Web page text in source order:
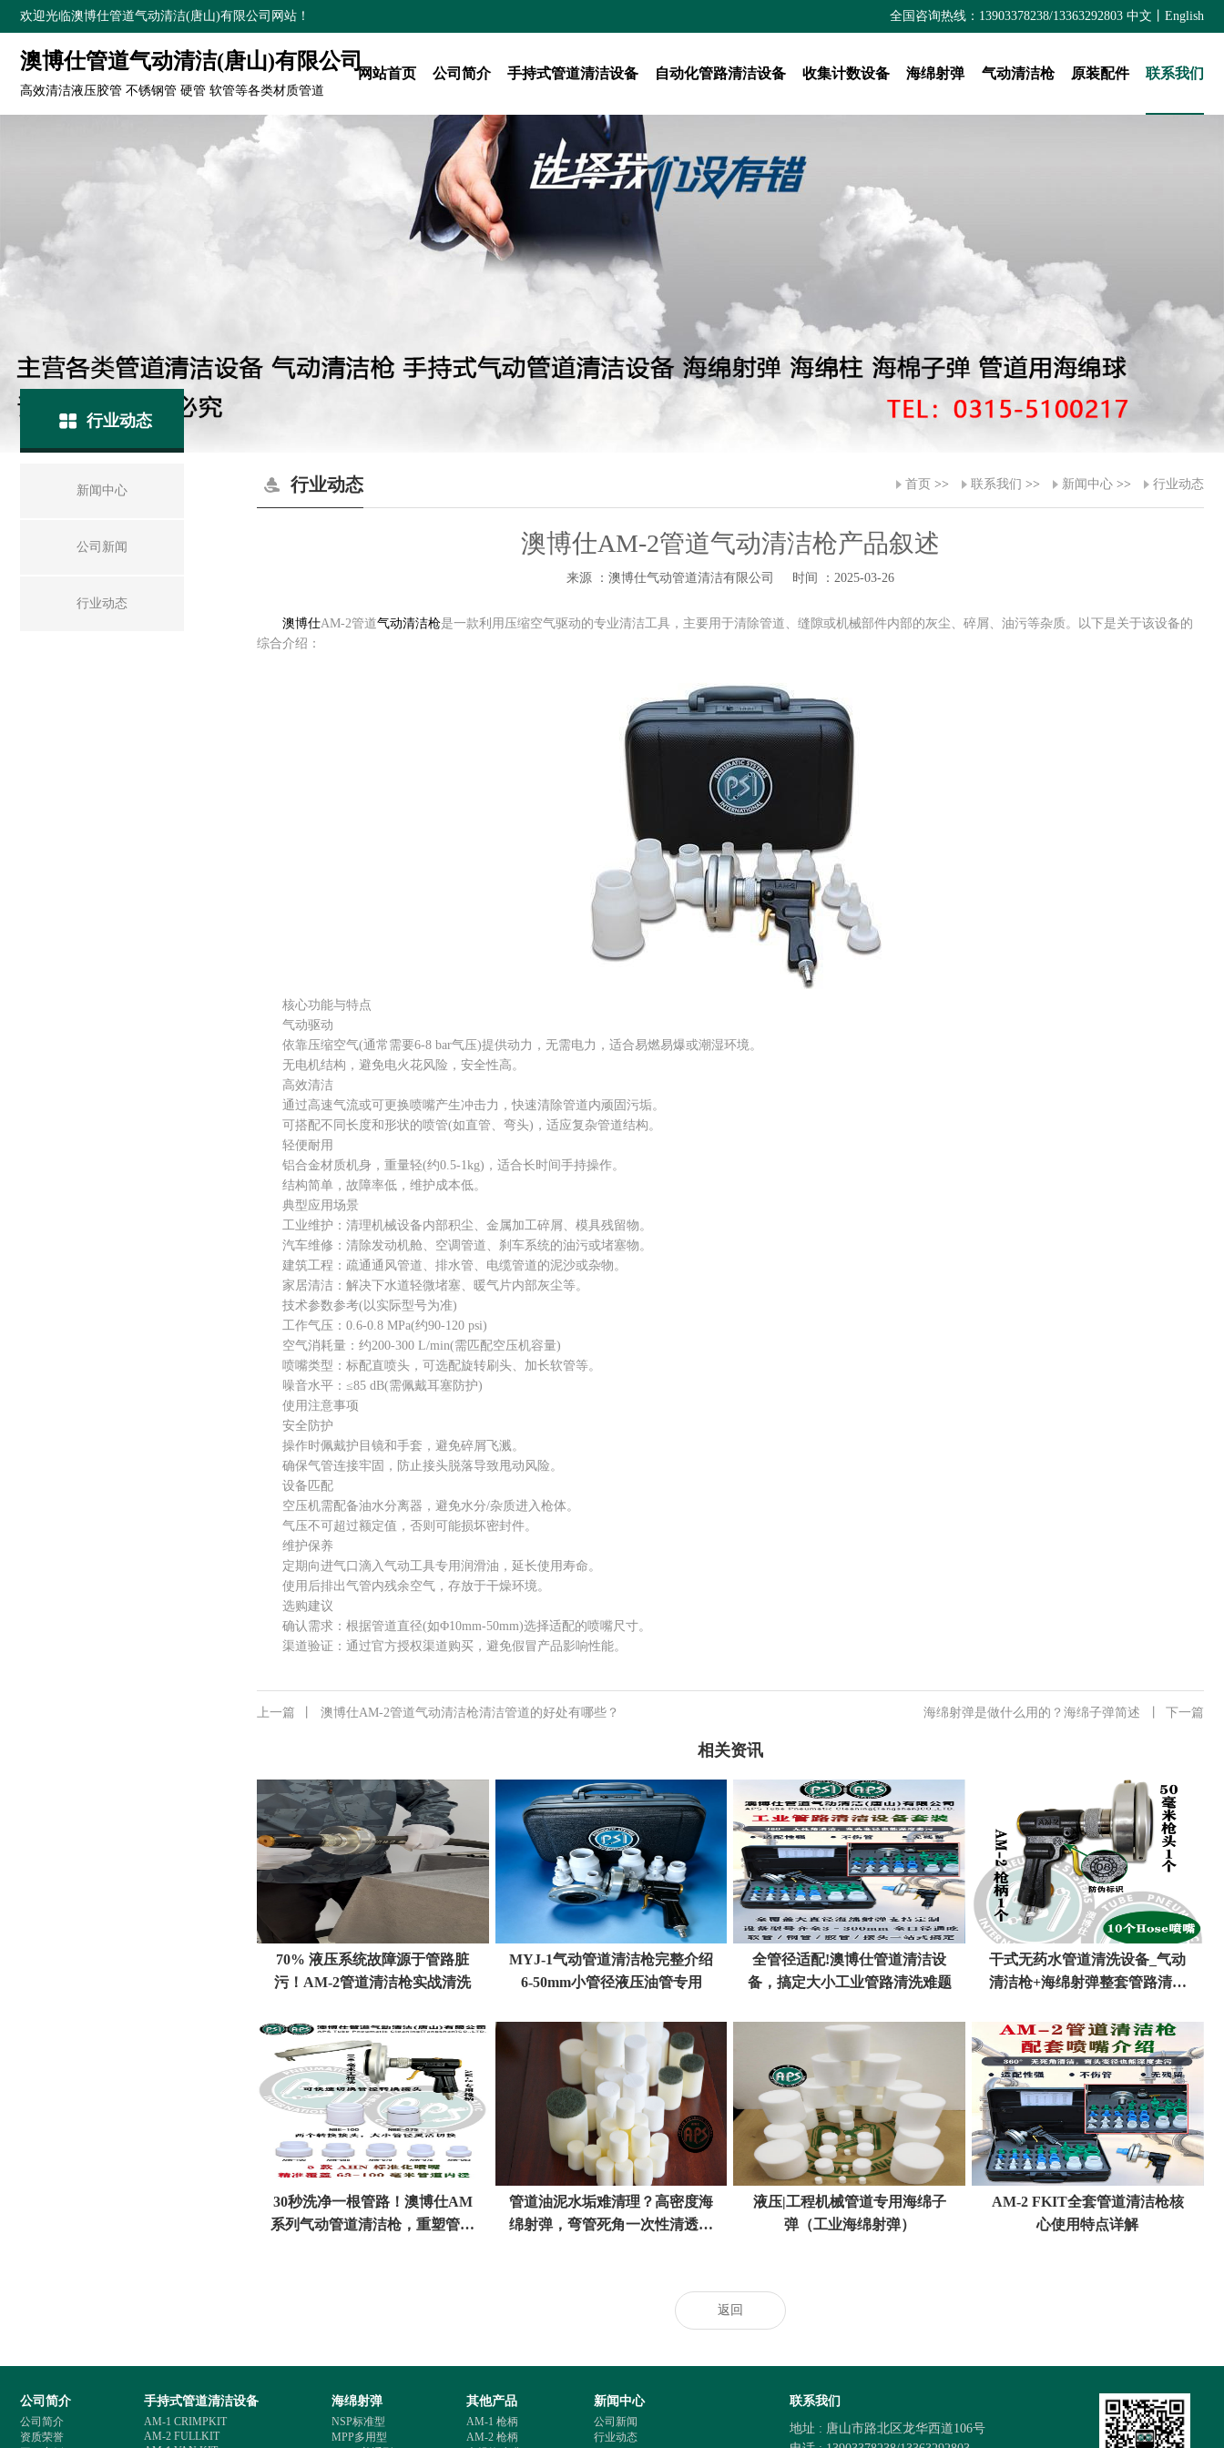
欢迎光临澳博仕管道气动清洁(唐山)有限公司网站！ 全国咨询热线：13903378238/13363292803 中文 English
澳博仕管道气动清洁(唐山)有限公司
高效清洁液压胶管 不锈钢管 硬管 软管等各类材质管道
网站首页 公司简介 手持式管道清洁设备 自动化管路清洁设备 收集计数设备 海绵射弹 气动清洁枪 原装配件 联系我们
行业动态
新闻中心
公司新闻
行业动态
行业动态 首页 >> 联系我们 >> 新闻中心 >> 行业动态
澳博仕AM-2管道气动清洁枪产品叙述
来源 ：澳博仕气动管道清洁有限公司 时间 ：2025-03-26
澳博仕AM-2管道气动清洁枪是一款利用压缩空气驱动的专业清洁工具，主要用于清除管道、缝隙或机械部件内部的灰尘、碎屑、油污等杂质。以下是关于该设备的
综合介绍：
核心功能与特点
气动驱动
依靠压缩空气(通常需要6-8 bar气压)提供动力，无需电力，适合易燃易爆或潮湿环境。
无电机结构，避免电火花风险，安全性高。
高效清洁
通过高速气流或可更换喷嘴产生冲击力，快速清除管道内顽固污垢。
可搭配不同长度和形状的喷管(如直管、弯头)，适应复杂管道结构。
轻便耐用
铝合金材质机身，重量轻(约0.5-1kg)，适合长时间手持操作。
结构简单，故障率低，维护成本低。
典型应用场景
工业维护：清理机械设备内部积尘、金属加工碎屑、模具残留物。
汽车维修：清除发动机舱、空调管道、刹车系统的油污或堵塞物。
建筑工程：疏通通风管道、排水管、电缆管道的泥沙或杂物。
家居清洁：解决下水道轻微堵塞、暖气片内部灰尘等。
技术参数参考(以实际型号为准)
工作气压：0.6-0.8 MPa(约90-120 psi)
空气消耗量：约200-300 L/min(需匹配空压机容量)
喷嘴类型：标配直喷头，可选配旋转刷头、加长软管等。
噪音水平：≤85 dB(需佩戴耳塞防护)
使用注意事项
安全防护
操作时佩戴护目镜和手套，避免碎屑飞溅。
确保气管连接牢固，防止接头脱落导致甩动风险。
设备匹配
空压机需配备油水分离器，避免水分/杂质进入枪体。
气压不可超过额定值，否则可能损坏密封件。
维护保养
定期向进气口滴入气动工具专用润滑油，延长使用寿命。
使用后排出气管内残余空气，存放于干燥环境。
选购建议
确认需求：根据管道直径(如Φ10mm-50mm)选择适配的喷嘴尺寸。
渠道验证：通过官方授权渠道购买，避免假冒产品影响性能。
上一篇 澳博仕AM-2管道气动清洁枪清洁管道的好处有哪些？ 下一篇
海绵射弹是做什么用的？海绵子弹简述
相关资讯
70% 液压系统故障源于管路脏
污！AM‑2管道清洁枪实战清洗
MYJ-1气动管道清洁枪完整介绍
6-50mm小管径液压油管专用
全管径适配!澳博仕管道清洁设
备，搞定大小工业管路清洗难题
干式无药水管道清洗设备_气动
清洁枪+海绵射弹整套管路清洗
30秒洗净一根管路！澳博仕AM
系列气动管道清洁枪，重塑管路
管道油泥水垢难清理？高密度海
绵射弹，弯管死角一次性清透不
液压|工程机械管道专用海绵子
弹（工业海绵射弹）
AM-2 FKIT全套管道清洁枪核
心使用特点详解
返回
公司简介
公司简介
资质荣誉
手持式管道清洁设备
AM-1 CRIMPKIT
AM-2 FULLKIT
海绵射弹
NSP标准型
MPP多用型
其他产品
AM-1 枪柄
AM-2 枪柄
新闻中心
公司新闻
行业动态
联系我们
地址 : 唐山市路北区龙华西道106号